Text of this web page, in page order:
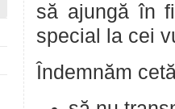
să ajungă în
special la cei
Îndemnăm